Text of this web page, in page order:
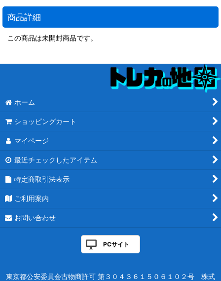
商品詳細
この商品は未開封商品です。
ホーム
ショッピングカート
マイページ
最近チェックしたアイテム
特定商取引法表示
ご利用案内
お問い合わせ
PCサイト
東京都公安委員会古物商許可 第３０４３６１５０６１０２号 株式